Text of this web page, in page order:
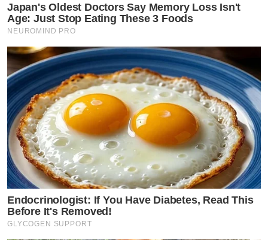
Japan's Oldest Doctors Say Memory Loss Isn't
Age: Just Stop Eating These 3 Foods
NEUROMIND PRO
Endocrinologist: If You Have Diabetes, Read This
Before It's Removed!
GLYCOGEN SUPPORT